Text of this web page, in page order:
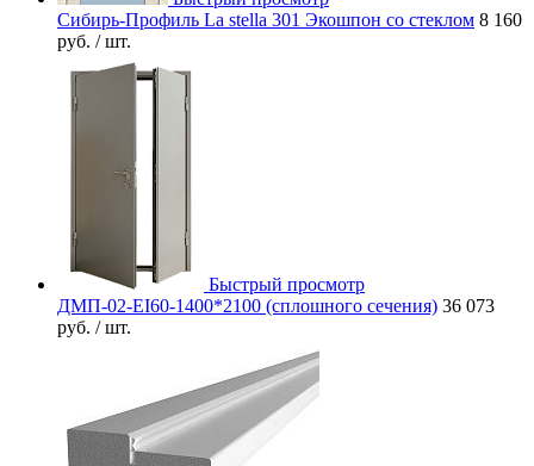
Сибирь-Профиль La stella 301 Экошпон со стеклом 8 160
руб. / шт.
Быстрый просмотр
ДМП-02-EI60-1400*2100 (сплошного сечения) 36 073
руб. / шт.